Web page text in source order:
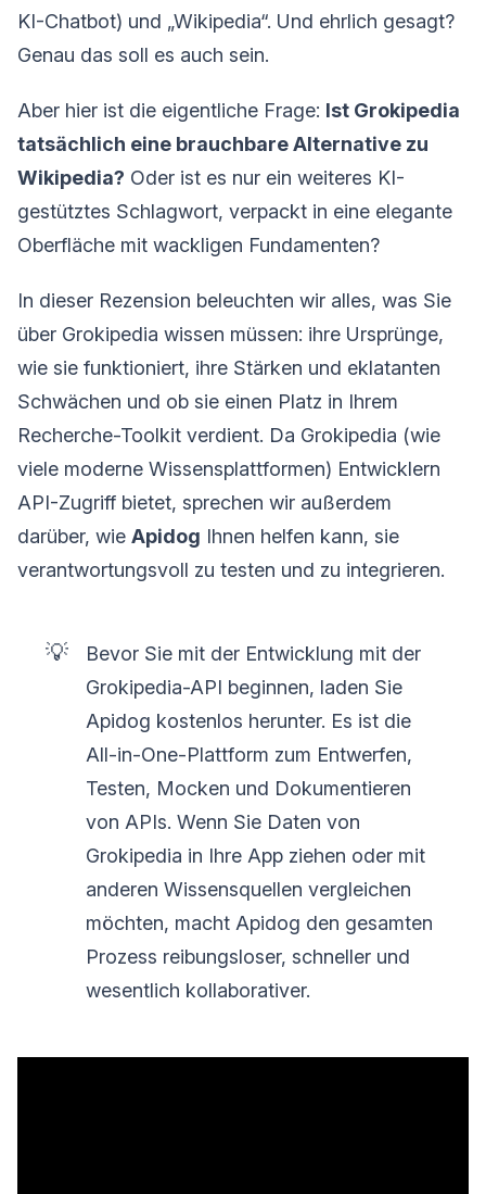
KI-Chatbot) und „Wikipedia“. Und ehrlich gesagt?
Genau das soll es auch sein.
Aber hier ist die eigentliche Frage: Ist Grokipedia
tatsächlich eine brauchbare Alternative zu
Wikipedia? Oder ist es nur ein weiteres KI-
gestütztes Schlagwort, verpackt in eine elegante
Oberfläche mit wackligen Fundamenten?
In dieser Rezension beleuchten wir alles, was Sie
über Grokipedia wissen müssen: ihre Ursprünge,
wie sie funktioniert, ihre Stärken und eklatanten
Schwächen und ob sie einen Platz in Ihrem
Recherche-Toolkit verdient. Da Grokipedia (wie
viele moderne Wissensplattformen) Entwicklern
API-Zugriff bietet, sprechen wir außerdem
darüber, wie Apidog Ihnen helfen kann, sie
verantwortungsvoll zu testen und zu integrieren.
💡
Bevor Sie mit der Entwicklung mit der
Grokipedia-API beginnen, laden Sie
Apidog kostenlos herunter. Es ist die
All-in-One-Plattform zum Entwerfen,
Testen, Mocken und Dokumentieren
von APIs. Wenn Sie Daten von
Grokipedia in Ihre App ziehen oder mit
anderen Wissensquellen vergleichen
möchten, macht Apidog den gesamten
Prozess reibungsloser, schneller und
wesentlich kollaborativer.